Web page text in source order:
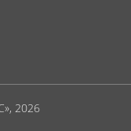
2026